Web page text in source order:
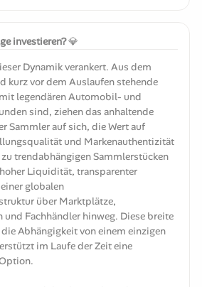
investieren?💎
Dynamik verankert. Aus dem
kurz vor dem Auslaufen stehende
legendären Automobil- und
sind, ziehen das anhaltende
Sammler auf sich, die Wert auf
und Markenauthentizität
trendabhängigen Sammlerstücken
Liquidität, transparenter
globalen
über Marktplätze,
Fachhändler hinweg. Diese breite
Abhängigkeit von einem einzigen
im Laufe der Zeit eine